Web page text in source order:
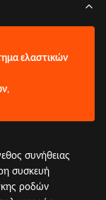
ελαστικών
,
συνήθειας
συσκευή
ροδών